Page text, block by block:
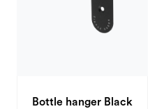
Bottle hanger Black